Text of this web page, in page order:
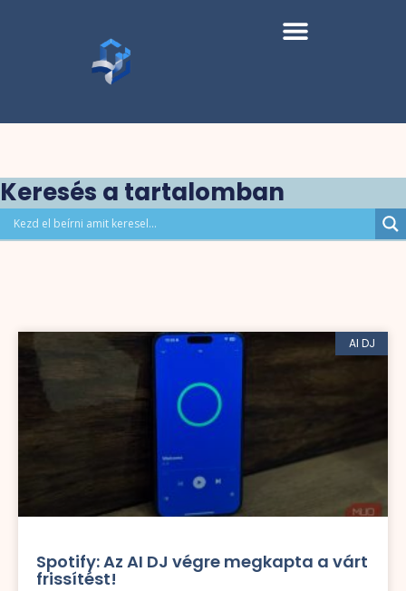
Keresés a tartalomban
AI DJ
Spotify: Az AI DJ végre megkapta a várt
frissítést!